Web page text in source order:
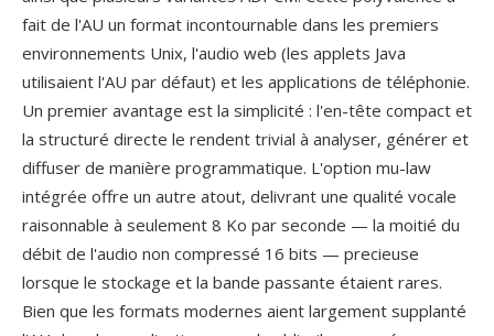
fait de l'AU un format incontournable dans les premiers
environnements Unix, l'audio web (les applets Java
utilisaient l'AU par défaut) et les applications de téléphonie.
Un premier avantage est la simplicité : l'en-tête compact et
la structuré directe le rendent trivial à analyser, générer et
diffuser de manière programmatique. L'option mu-law
intégrée offre un autre atout, delivrant une qualité vocale
raisonnable à seulement 8 Ko par seconde — la moitié du
débit de l'audio non compressé 16 bits — precieuse
lorsque le stockage et la bande passante étaient rares.
Bien que les formats modernes aient largement supplanté